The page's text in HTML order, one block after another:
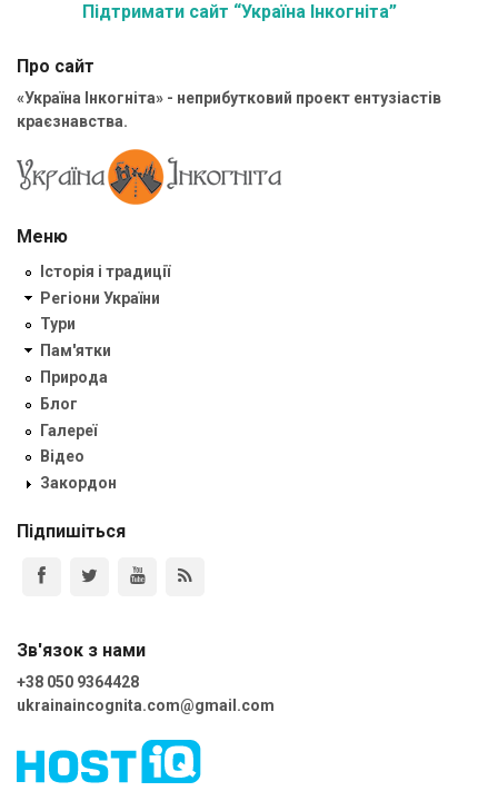
Підтримати сайт “Україна Інкогніта”
Про сайт
«Україна Інкогніта» - неприбутковий проект ентузіастів
краєзнавства.
Меню
Історія і традиції
Регіони України
Тури
Пам'ятки
Природа
Блог
Галереї
Відео
Закордон
Підпишіться
Зв'язок з нами
+38 050 9364428
ukrainaincognita.com@gmail.com